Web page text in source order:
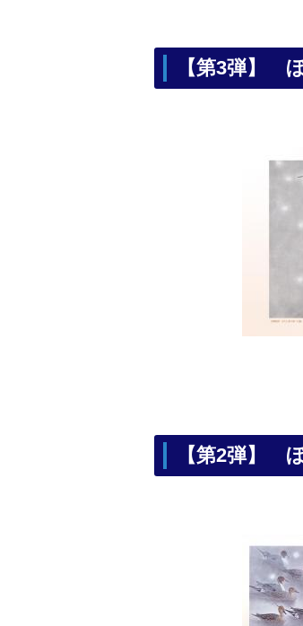
【第3弾】
【第2弾】